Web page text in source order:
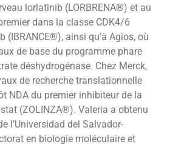
lorlatinib (LORBRENA®) et au
dans la classe CDK4/6
(IBRANCE®), ainsi qu’à Agios, où
de base du programme phare
déshydrogénase. Chez Merck,
de recherche translationnelle
NDA du premier inhibiteur de la
(ZOLINZA®). Valeria a obtenu
l’Universidad del Salvador-
en biologie moléculaire et